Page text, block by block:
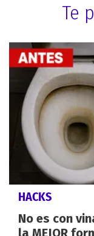
Te
HACKS
No es con
la MEJOR